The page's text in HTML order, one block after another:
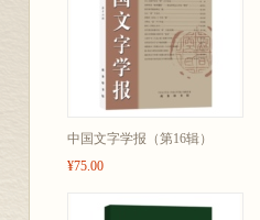
中国文字学报（第16辑）
¥75.00